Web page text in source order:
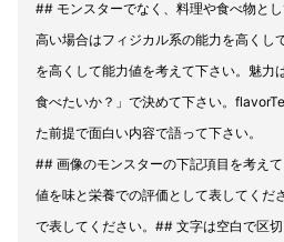
## モンスターでなく、料理や食べ物と
高い場合はフィジカル系の能力を高くし
を高くして能力値を考えて下さい。魅力
食べたいか？」で決めて下さい。
た前提で面白い内容で語って下さい。
## 画像のモンスターの下記項目を考え
値を味と栄養での評価として表してくだ
で表してください。## 文字は空白で区